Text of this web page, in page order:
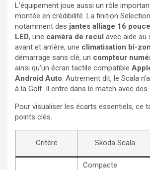
L’équipement joue aussi un rôle
montée en crédibilité. La finition
notamment des jantes alliage 16
LED, une caméra de recul avec aide
avant et arrière, une climatisation bi-
démarrage sans clé, un compteur
ainsi qu’un écran tactile compatible
Android Auto. Autrement dit, le Scala
à la Golf. Il entre dans le match avec
Pour visualiser les écarts essentiels, ce
points clés.
Critère Skoda Scala
Compacte